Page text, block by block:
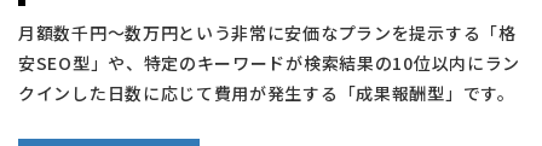
月額数千円〜数万円という非常に安価なプランを提示する「格
安SEO型」や、特定のキーワードが検索結果の10位以内にラン
クインした日数に応じて費用が発生する「成果報酬型」です。